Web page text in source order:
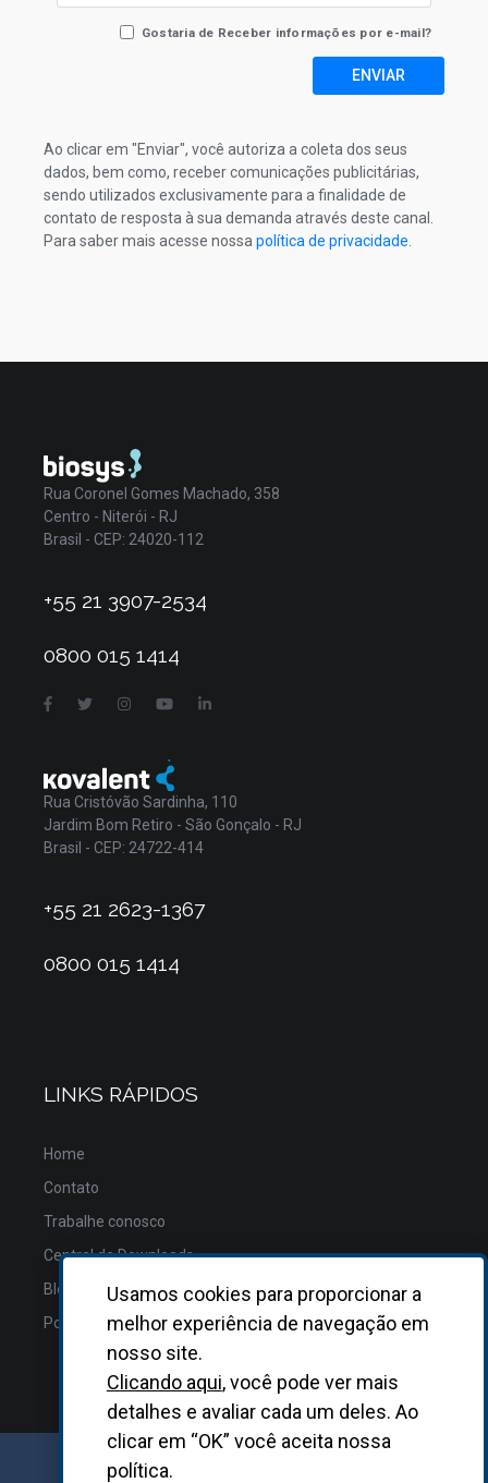
Gostaria de Receber informações por e-mail?
ENVIAR
Ao clicar em "Enviar", você autoriza a coleta dos seus
dados, bem como, receber comunicações publicitárias,
sendo utilizados exclusivamente para a finalidade de
contato de resposta à sua demanda através deste canal.
Para saber mais acesse nossa política de privacidade
Rua Coronel Gomes Machado, 358
Centro - Niterói - RJ
Brasil - CEP: 24020-112
+55 21 3907-2534
0800 015 1414
Rua Cristóvão Sardinha, 110
Jardim Bom Retiro - São Gonçalo - RJ
Brasil - CEP: 24722-414
+55 21 2623-1367
0800 015 1414
LINKS RÁPIDOS
Home
Contato
Trabalhe conosco
Central de Downloads
Blog
Política de Privacidade
Usamos cookies para proporcionar a
melhor experiência de navegação em
nosso site.
Clicando aqui, você pode ver mais
detalhes e avaliar cada um deles. Ao
clicar em “OK” você aceita nossa
política.